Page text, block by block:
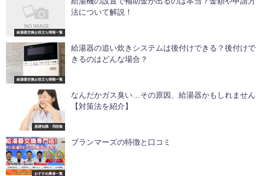
給湯器交換お役立ち情報一覧
法について解説！
給湯器交換お役立ち情報一覧
給湯器の追い炊きシステムは後付けできる？後付けで
きるのはどんな場合？
基礎知識・用語集
なんだかガス臭い…その原因、給湯器かもしれません
【対策法を紹介】
おすすめ業者一覧
プランマーズの特徴と口コミ